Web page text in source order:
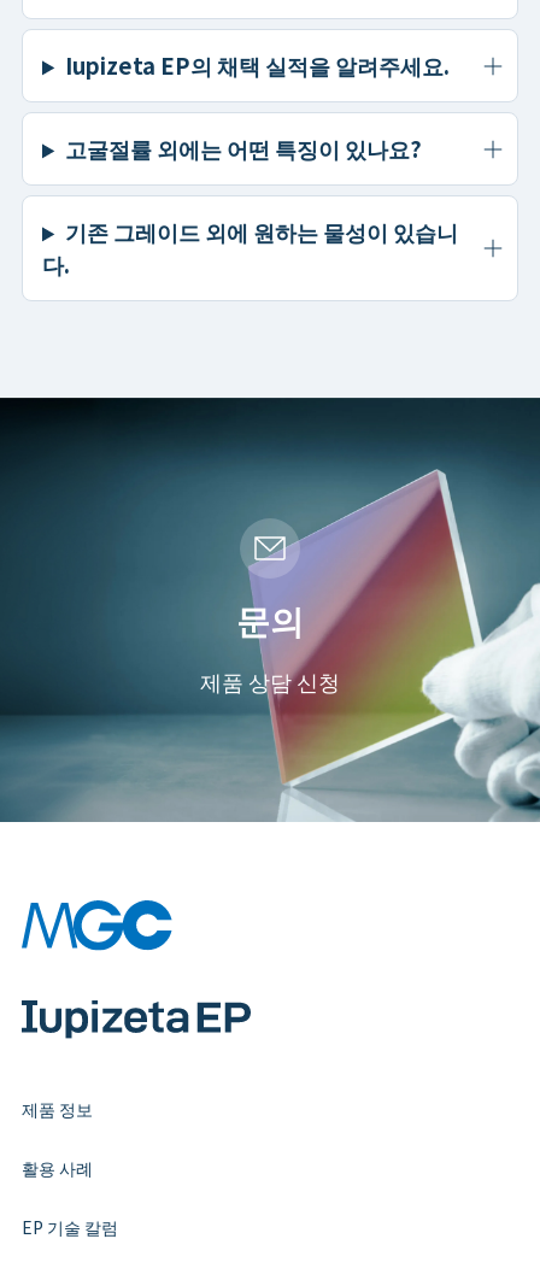
Iupizeta EP의 채택 실적을 알려주세요.
고굴절률 외에는 어떤 특징이 있나요?
기존 그레이드 외에 원하는 물성이 있습니
다.
문의
제품 상담 신청
제품 정보
활용 사례
EP 기술 칼럼